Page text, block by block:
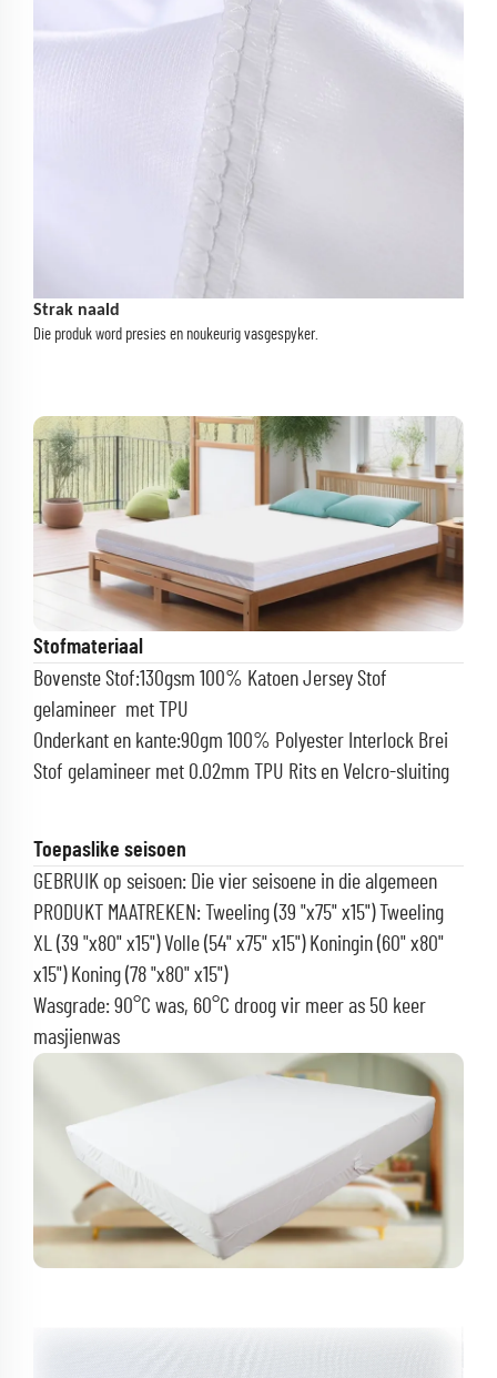
Strak naald
Die produk word presies en noukeurig vasgespyker.
Stofmateriaal
Bovenste Stof:130gsm 100% Katoen Jersey Stof
gelamineer met TPU
Onderkant en kante:90gm 100% Polyester Interlock Brei
Stof gelamineer met 0.02mm TPU Rits en Velcro-sluiting
Toepaslike seisoen
GEBRUIK op seisoen: Die vier seisoene in die algemeen
PRODUKT MAATREKEN: Tweeling (39 "x75" x15") Tweeling
XL (39 "x80" x15") Volle (54" x75" x15") Koningin (60" x80"
x15") Koning (78 "x80" x15")
Wasgrade: 90°C was, 60°C droog vir meer as 50 keer
masjienwas